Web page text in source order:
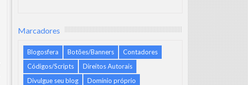
Marcadores
Blogosfera Botões/Banners
Contadores
Códigos/Scripts
Direitos Autorais
Divulgue seu blog
Domínio próprio